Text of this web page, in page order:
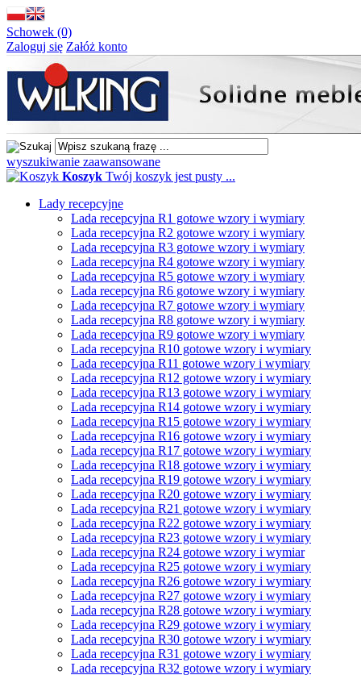
Schowek (0)
Zaloguj się Załóż konto
wyszukiwanie zaawansowane
Koszyk Twój koszyk jest pusty ...
Lady recepcyjne
Lada recepcyjna R1 gotowe wzory i wymiary
Lada recepcyjna R2 gotowe wzory i wymiary
Lada recepcyjna R3 gotowe wzory i wymiary
Lada recepcyjna R4 gotowe wzory i wymiary
Lada recepcyjna R5 gotowe wzory i wymiary
Lada recepcyjna R6 gotowe wzory i wymiary
Lada recepcyjna R7 gotowe wzory i wymiary
Lada recepcyjna R8 gotowe wzory i wymiary
Lada recepcyjna R9 gotowe wzory i wymiary
Lada recepcyjna R10 gotowe wzory i wymiary
Lada recepcyjna R11 gotowe wzory i wymiary
Lada recepcyjna R12 gotowe wzory i wymiary
Lada recepcyjna R13 gotowe wzory i wymiary
Lada recepcyjna R14 gotowe wzory i wymiary
Lada recepcyjna R15 gotowe wzory i wymiary
Lada recepcyjna R16 gotowe wzory i wymiary
Lada recepcyjna R17 gotowe wzory i wymiary
Lada recepcyjna R18 gotowe wzory i wymiary
Lada recepcyjna R19 gotowe wzory i wymiary
Lada recepcyjna R20 gotowe wzory i wymiary
Lada recepcyjna R21 gotowe wzory i wymiary
Lada recepcyjna R22 gotowe wzory i wymiary
Lada recepcyjna R23 gotowe wzory i wymiary
Lada recepcyjna R24 gotowe wzory i wymiar
Lada recepcyjna R25 gotowe wzory i wymiary
Lada recepcyjna R26 gotowe wzory i wymiary
Lada recepcyjna R27 gotowe wzory i wymiary
Lada recepcyjna R28 gotowe wzory i wymiary
Lada recepcyjna R29 gotowe wzory i wymiary
Lada recepcyjna R30 gotowe wzory i wymiary
Lada recepcyjna R31 gotowe wzory i wymiary
Lada recepcyjna R32 gotowe wzory i wymiary